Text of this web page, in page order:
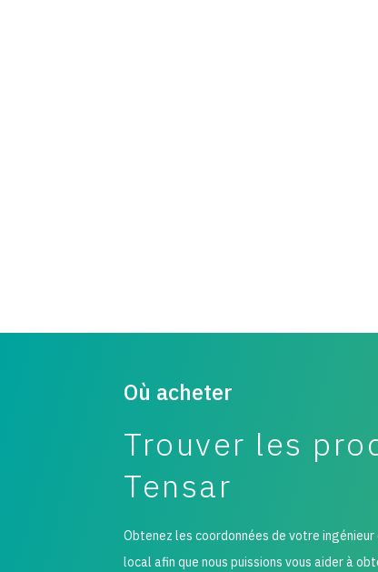
Où acheter
Trouver les
Tensar
Obtenez les coordonnées de votre
local afin que nous puissions vous aider à